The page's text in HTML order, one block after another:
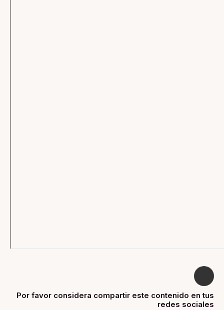
Por favor considera compartir este contenido en tus
redes sociales